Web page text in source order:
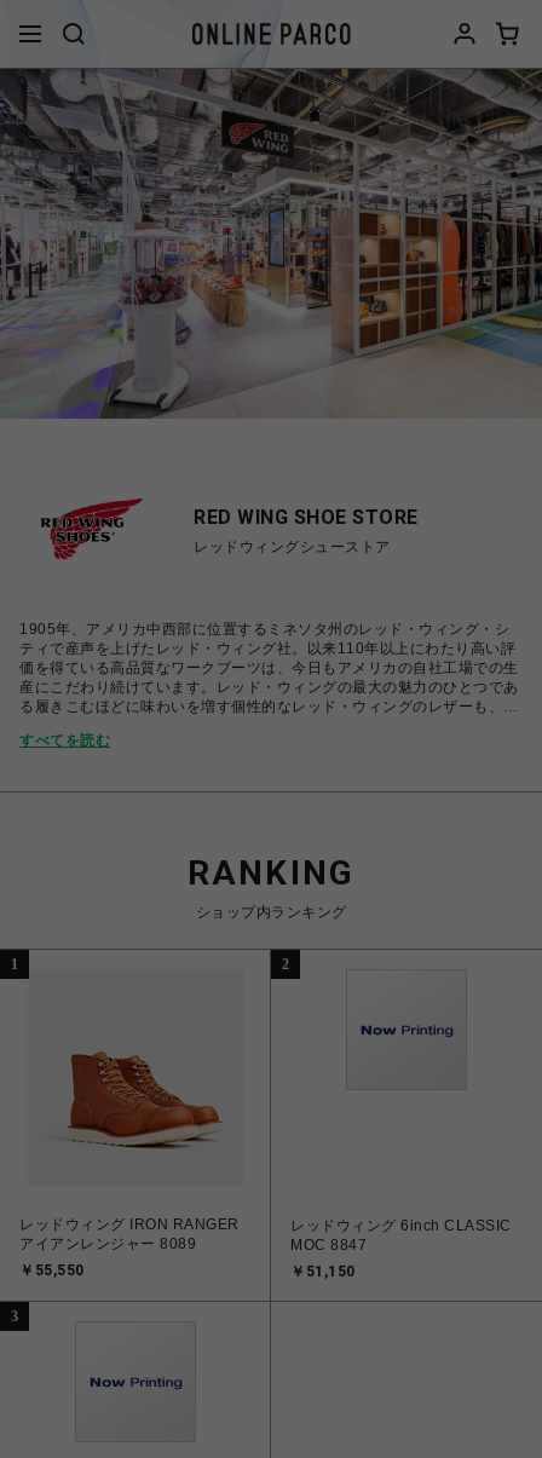
RED WING SHOE STORE
レッドウィングシューストア
1905年、アメリカ中西部に位置するミネソタ州のレッド・ウィング・シ
ティで産声を上げたレッド・ウィング社。以来110年以上にわたり高い評
価を得ている高品質なワークブーツは、今日もアメリカの自社工場での生
産にこだわり続けています。レッド・ウィングの最大の魅力のひとつであ
る履きこむほどに味わいを増す個性的なレッド・ウィングのレザーも、す
ドイヤー・ウエルト製法によって生み出される履きこむほどに足に馴染む
すべてを読む
RANKING
ショップ内ランキング
1
レッドウィング IRON RANGER
アイアンレンジャー 8089
￥55,550
2
レッドウィング 6inch CLASSIC
MOC 8847
￥51,150
3